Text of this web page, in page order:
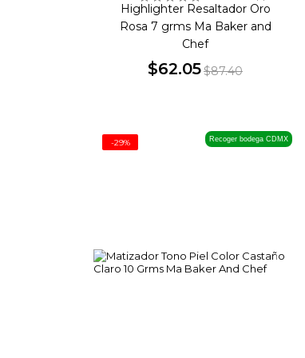
Highlighter Resaltador Oro
Rosa 7 grms Ma Baker and
Chef
$62.05$87.40
Recoger bodega CDMX
-29%